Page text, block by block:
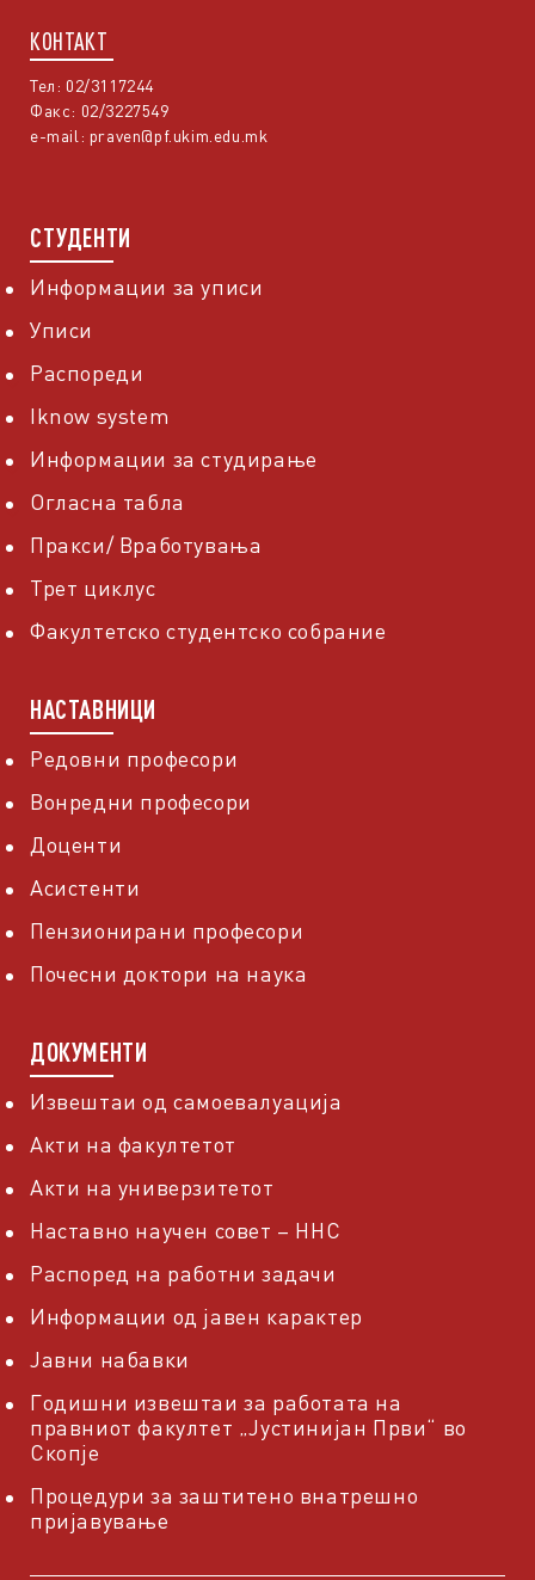
КОНТАКТ
Тел: 02/3117244
Факс: 02/3227549
e-mail: praven@pf.ukim.edu.mk
СТУДЕНТИ
Информации за уписи
Уписи
Распореди
Iknow system
Информации за студирање
Огласна табла
Пракси/ Вработувања
Трет циклус
Факултетско студентско собрание
НАСТАВНИЦИ
Редовни професори
Вонредни професори
Доценти
Асистенти
Пензионирани професори
Почесни доктори на наука
ДОКУМЕНТИ
Извештаи од самоевалуација
Акти на факултетот
Акти на универзитетот
Наставно научен совет – ННС
Распоред на работни задачи
Информации од јавен карактер
Јавни набавки
Годишни извештаи за работата на
правниот факултет „Јустинијан Први“ во
Скопје
Процедури за заштитено внатрешно
пријавување